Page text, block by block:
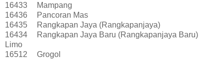
16433
Mampang
16436
Pancoran Mas
16435
Rangkapan Jaya (Rangkapanjaya)
16434
Rangkapan Jaya Baru (Rangkapanjaya Baru)
Limo
16512
Grogol